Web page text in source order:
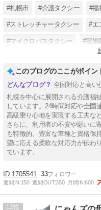
#札幌市 #介護タクシー #福
#ストレッチャータクシー #エ
#マイクロバスタクシー #冠婚
このブログのここがポイン
全国対応と高い
札幌を中心に展開される介護福
しています。24時間対応や全国
高級乗り心地を実現する工夫な
さらに、利用者の不安や願いに
も特徴的。豊富な車種と資格保
望に応える柔軟な対応力が伝わ
ています。
1705541 33
週間IN:150 週間OUT:350 月間IN:600
12